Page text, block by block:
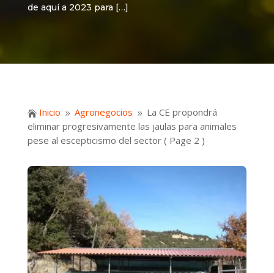
de aquí a 2023 para […]
 Inicio 9 Agronegocios 9 La CE propondrá
eliminar progresivamente las jaulas para animales
pese al escepticismo del sector( Page 2 )